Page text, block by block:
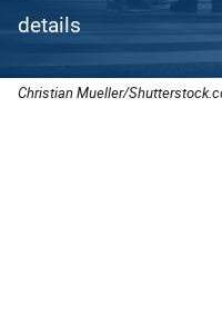
details
Christian Mueller/